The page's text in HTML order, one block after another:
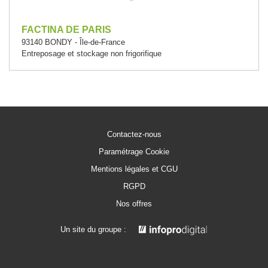
FACTINA DE PARIS
93140 BONDY - Île-de-France
Entreposage et stockage non frigorifique
Contactez-nous
Paramétrage Cookie
Mentions légales et CGU
RGPD
Nos offres
Un site du groupe :